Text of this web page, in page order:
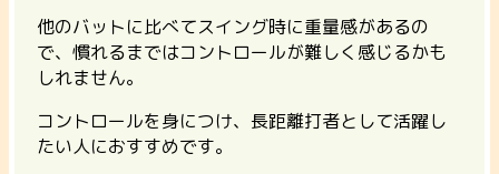
他のバットに比べてスイング時に重量感があるの
で、慣れるまではコントロールが難しく感じるかも
しれません。
コントロールを身につけ、長距離打者として活躍し
たい人におすすめです。